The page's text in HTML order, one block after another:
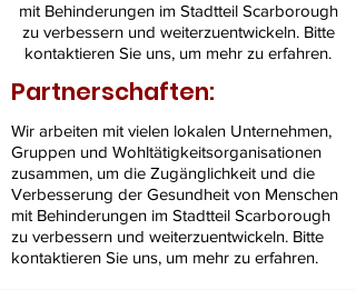
mit Behinderungen im Stadtteil Scarborough
zu verbessern und weiterzuentwickeln. Bitte
kontaktieren Sie uns, um mehr zu erfahren.
Partnerschaften:
Wir arbeiten mit vielen lokalen Unternehmen,
Gruppen und Wohltätigkeitsorganisationen
zusammen, um die Zugänglichkeit und die
Verbesserung der Gesundheit von Menschen
mit Behinderungen im Stadtteil Scarborough
zu verbessern und weiterzuentwickeln. Bitte
kontaktieren Sie uns, um mehr zu erfahren.